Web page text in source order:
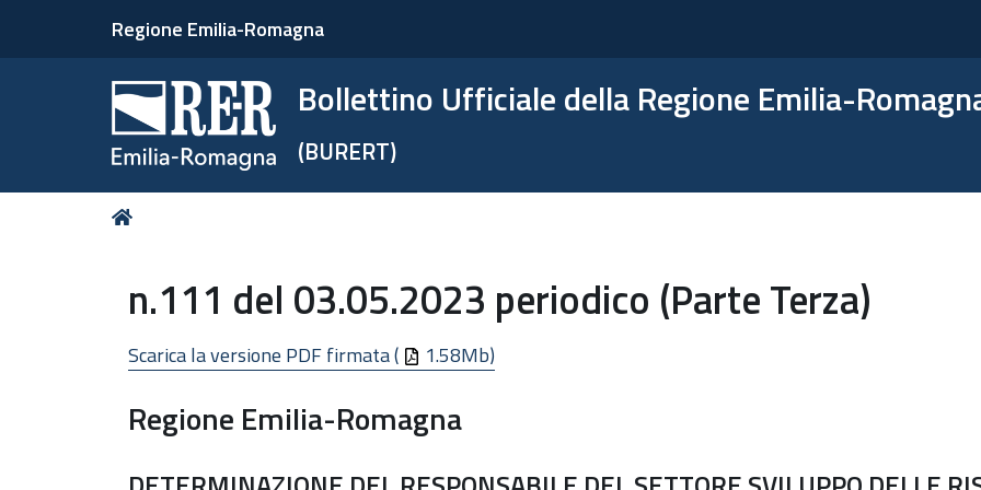
Regione Emilia-Romagna
Bollettino Ufficiale della Regione Emilia-
(BURERT)
Tu
n.111 del 03.05.2023 periodico (Parte Terza)
Scarica la versione PDF firmata ( 1.58Mb)
Regione Emilia-Romagna